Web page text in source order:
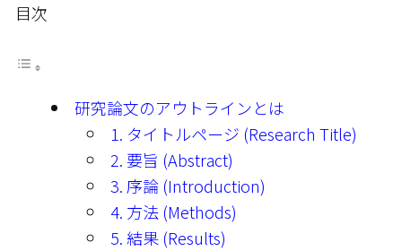
目次
研究論文のアウトラインとは
1. タイトルページ (Research Title)
2. 要旨 (Abstract)
3. 序論 (Introduction)
4. 方法 (Methods)
5. 結果 (Results)